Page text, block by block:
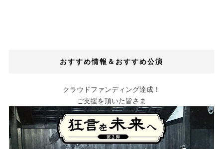
おすすめ情報＆おすすめ公演
クラウドファンディング達成！
ご支援を頂いた皆さま